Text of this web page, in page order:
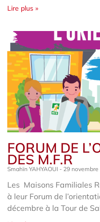
Lire plus »
FORUM DE
DES M.F.R
Smahïn YAHYAOUI 29 novembre
Les Maisons Familiales
à leur Forum de
décembre à la Tour de